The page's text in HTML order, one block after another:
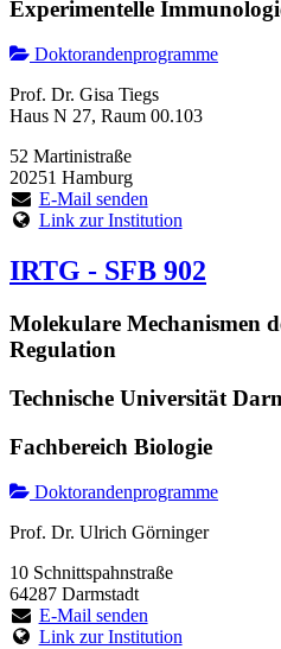
Experimentelle
Doktorandenprogramme
Prof. Dr. Gisa Tiegs
Haus N 27, Raum 00.103
52 Martinistraße
20251 Hamburg
E-Mail senden
Link zur Institution
IRTG - SFB 902
Molekulare Mechanismen
Regulation
Technische Universität
Fachbereich Biologie
Doktorandenprogramme
Prof. Dr. Ulrich Görninger
10 Schnittspahnstraße
64287 Darmstadt
E-Mail senden
Link zur Institution